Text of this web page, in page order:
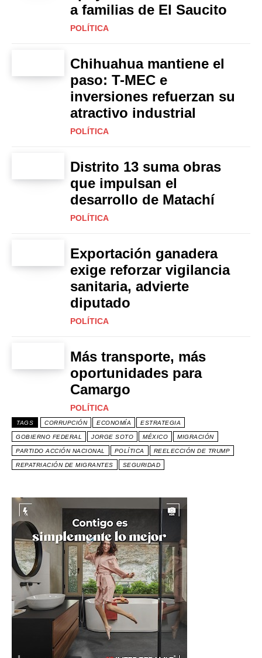
a familias de El Saucito
POLÍTICA
Chihuahua mantiene el
paso: T-MEC e
inversiones refuerzan su
atractivo industrial
POLÍTICA
Distrito 13 suma obras
que impulsan el
desarrollo de Matachí
POLÍTICA
Exportación ganadera
exige reforzar vigilancia
sanitaria, advierte
diputado
POLÍTICA
Más transporte, más
oportunidades para
Camargo
POLÍTICA
TAGS CORRUPCIÓN ECONOMÍA ESTRATEGIA
GOBIERNO FEDERAL JORGE SOTO MÉXICO MIGRACIÓN
PARTIDO ACCIÓN NACIONAL POLÍTICA REELECCIÓN DE TRUMP
REPATRIACIÓN DE MIGRANTES SEGURIDAD